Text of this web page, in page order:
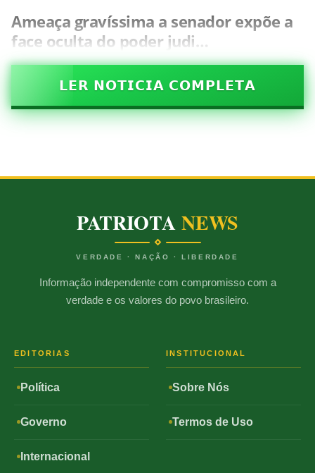
Ameaça gravíssima a senador expõe a
face oculta do poder judi…
𝗟𝗘𝗥 𝗡𝗢𝗧𝗜𝗖𝗜𝗔 𝗖𝗢𝗠𝗣𝗟𝗘𝗧𝗔
PATRIOTANEWS
VERDADE · NAÇÃO · LIBERDADE
Informação independente com compromisso com a
verdade e os valores do povo brasileiro.
EDITORIAS
Política
Governo
Internacional
INSTITUCIONAL
Sobre Nós
Termos de Uso